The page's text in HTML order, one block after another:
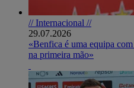
// Internacional //
29.07.2026
«Benfica é uma equipa
na primeira mão»